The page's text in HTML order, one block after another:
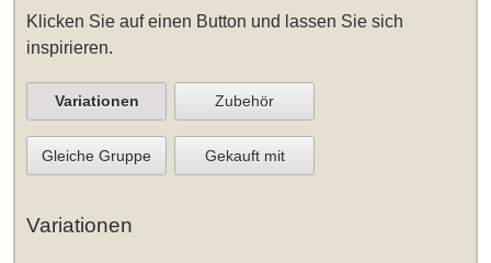
Klicken Sie auf einen Button und lassen Sie sich
inspirieren.
Variationen Zubehör
Gleiche Gruppe Gekauft mit
Variationen